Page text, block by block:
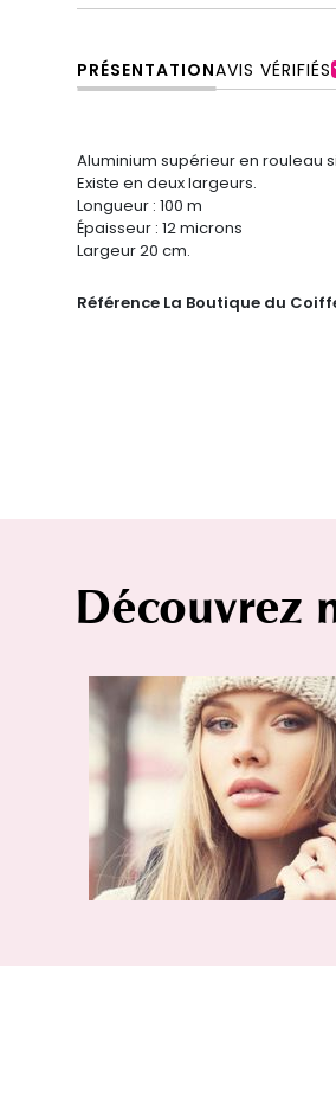
PRÉSENTATIONAVIS VÉRIFIÉS
Aluminium supérieur en rouleau
Existe en deux largeurs.
Longueur : 100 m
Épaisseur : 12 microns
Largeur 20 cm.
Référence La Boutique du
Découvrez